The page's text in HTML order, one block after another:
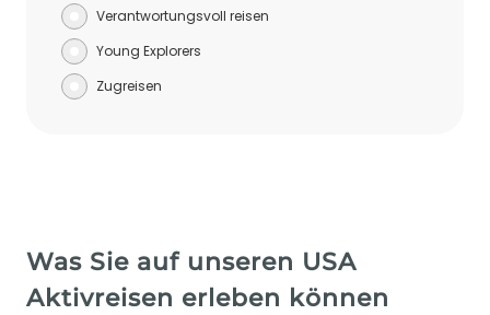
Verantwortungsvoll reisen
Young Explorers
Zugreisen
Was Sie auf unseren USA
Aktivreisen erleben können